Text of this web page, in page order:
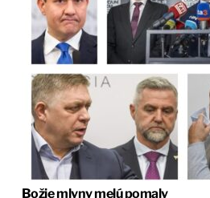
Božie mlyny melú pomaly